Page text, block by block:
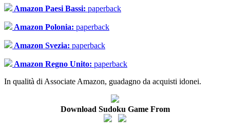
Amazon Paesi Bassi: paperback
Amazon Polonia: paperback
Amazon Svezia: paperback
Amazon Regno Unito: paperback
In qualità di Associate Amazon, guadagno da acquisti idonei.
Download Sudoku Game From